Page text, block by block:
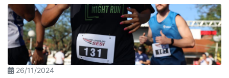
26/11/2024